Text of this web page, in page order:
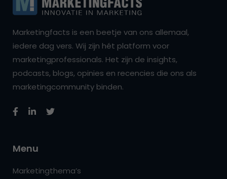
Marketingfacts is een beetje van ons allemaal,
iedere dag vers. Wij zijn hét platform voor
marketingprofessionals. Het zijn de insights,
podcasts, blogs, opinies en recencies die ons als
marketingcommunity binden.
Menu
Marketingthema’s